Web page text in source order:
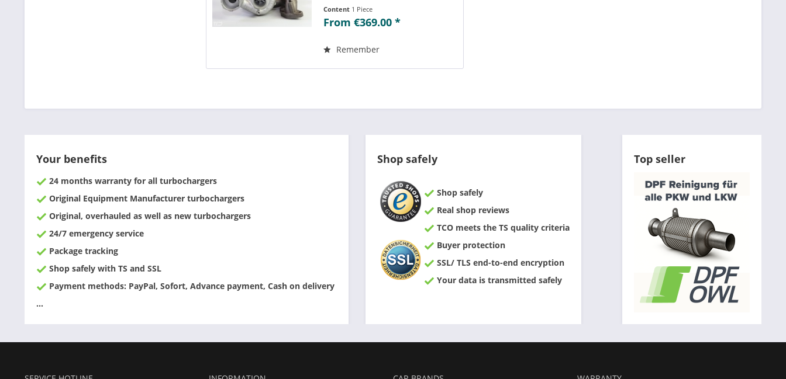
Teilenummern“ können Sie die zu
der ausgewählten Variante
einsehen....
Content 1 Piece
From €369.00 *
Remember
Your benefits
24 months warranty for all turbochargers
Original Equipment Manufacturer turbochargers
Original, overhauled as well as new turbochargers
24/7 emergency service
Package tracking
Shop safely with TS and SSL
Payment methods: PayPal, Sofort, Advance payment, Cash on delivery
...
Shop safely
Shop safely
Real shop reviews
TCO meets the TS quality criteria
Buyer protection
SSL/ TLS end-to-end encryption
Your data is transmitted safely
Top seller